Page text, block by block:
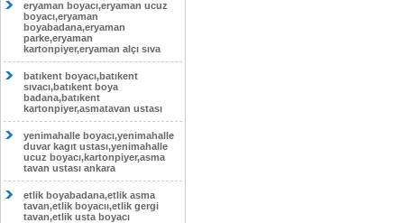
eryaman boyacı,eryaman ucuz
boyacı,eryaman
boyabadana,eryaman
parke,eryaman
kartonpiyer,eryaman alçı sıva
batıkent boyacı,batıkent
sıvacı,batıkent boya
badana,batıkent
kartonpiyer,asmatavan ustası
yenimahalle boyacı,yenimahalle
duvar kagıt ustası,yenimahalle
ucuz boyacı,kartonpiyer,asma
tavan ustası ankara
etlik boyabadana,etlik asma
tavan,etlik boyacıı,etlik gergi
tavan,etlik usta boyacı